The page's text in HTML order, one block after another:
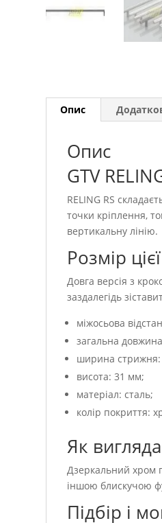
Опис
Опис
GTV
RELING RS
точки кріплення,
вертикальну лінію.
Розмір
Довга версія з
заздалегідь
міжосьова
загальна
ширина стрижня:
висота: 31 мм;
матеріал: сталь;
колір покриття:
Як
Дзеркальний хром
іншою блискучою
Підбір і